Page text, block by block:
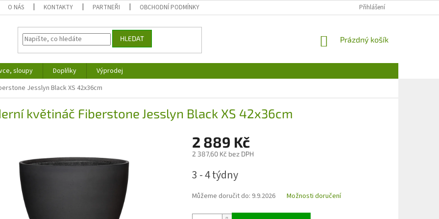
O NÁS KONTAKTY PARTNEŘI OBCHODNÍ PODMÍNKY Přihlášení
HLEDAT
NÁKUPNÍ
Prázdný košík
sloupy Doplňky
Výprodej
Jesslyn Black XS 42x36cm
květináč Fiberstone Jesslyn Black XS 42x36cm
2 889 Kč
2 387,60 Kč bez DPH
cena:
3 - 4 týdny
Můžeme doručit do: 9.9.2026 Možnosti doručení